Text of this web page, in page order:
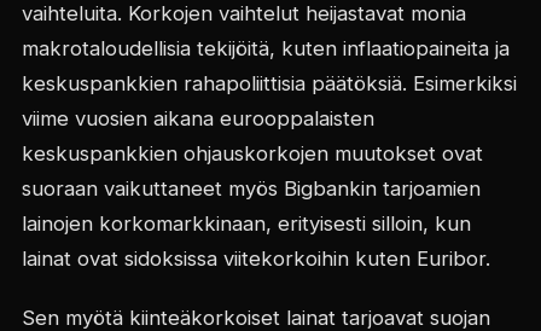
vaihteluita. Korkojen vaihtelut heijastavat monia
makrotaloudellisia tekijöitä, kuten inflaatiopaineita ja
keskuspankkien rahapoliittisia päätöksiä. Esimerkiksi
viime vuosien aikana eurooppalaisten
keskuspankkien ohjauskorkojen muutokset ovat
suoraan vaikuttaneet myös Bigbankin tarjoamien
lainojen korkomarkkinaan, erityisesti silloin, kun
lainat ovat sidoksissa viitekorkoihin kuten Euribor.
Sen myötä kiinteäkorkoiset lainat tarjoavat suojan